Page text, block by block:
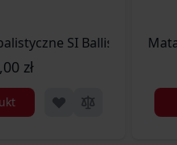
SI Ballistic M
zł